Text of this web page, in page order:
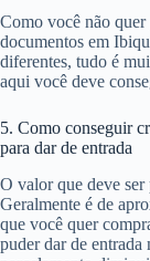
Como você não quer
documentos em
diferentes, tudo é
aqui você deve
5. Como conseguir
para dar de entrada
O valor que deve
Geralmente é de
que você quer
puder dar de entrada